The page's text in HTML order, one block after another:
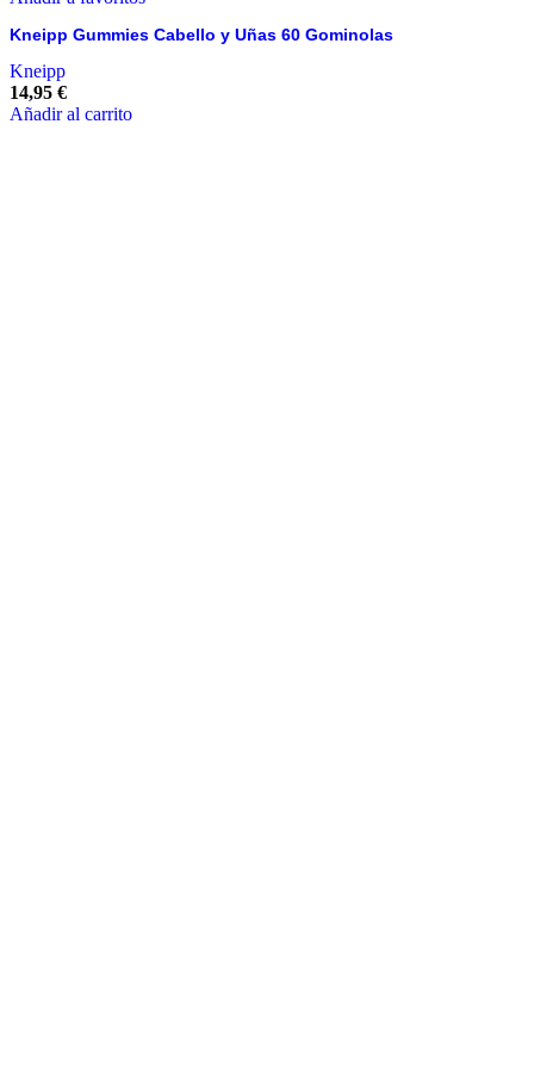
Kneipp Gummies Cabello y Uñas 60 Gominolas
Kneipp
14,95 €
Añadir al carrito